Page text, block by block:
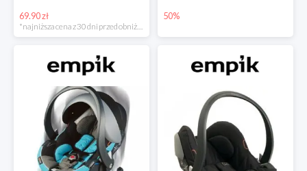
69.90 zł 50%